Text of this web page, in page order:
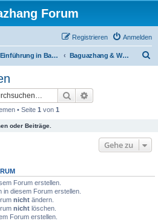
Forum
Anmelden
Registrieren
Einführung in Baguazhang Baguazhang & Waffen
Suche
• Seite 1 von 1
oder Beiträge.
Gehe zu
Forum erstellen.
in diesem Forum erstellen.
nicht ändern.
nicht löschen.
Forum erstellen.